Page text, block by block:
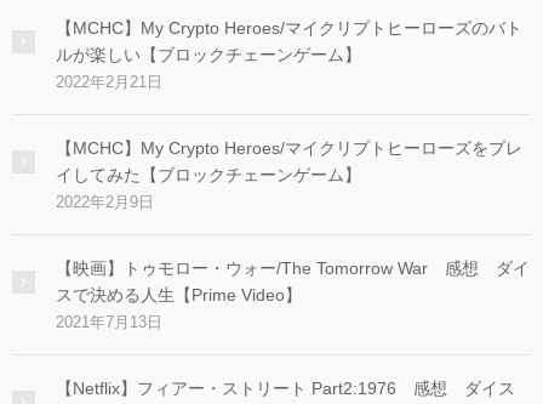
【MCHC】My Crypto Heroes/マイクリプトヒーローズのバト
ルが楽しい【ブロックチェーンゲーム】
2022年2月21日
【MCHC】My Crypto Heroes/マイクリプトヒーローズをプレ
イしてみた【ブロックチェーンゲーム】
2022年2月9日
【映画】トゥモロー・ウォー/The Tomorrow War 感想 ダイ
スで決める人生【Prime Video】
2021年7月13日
【Netflix】フィアー・ストリート Part2:1976 感想 ダイス